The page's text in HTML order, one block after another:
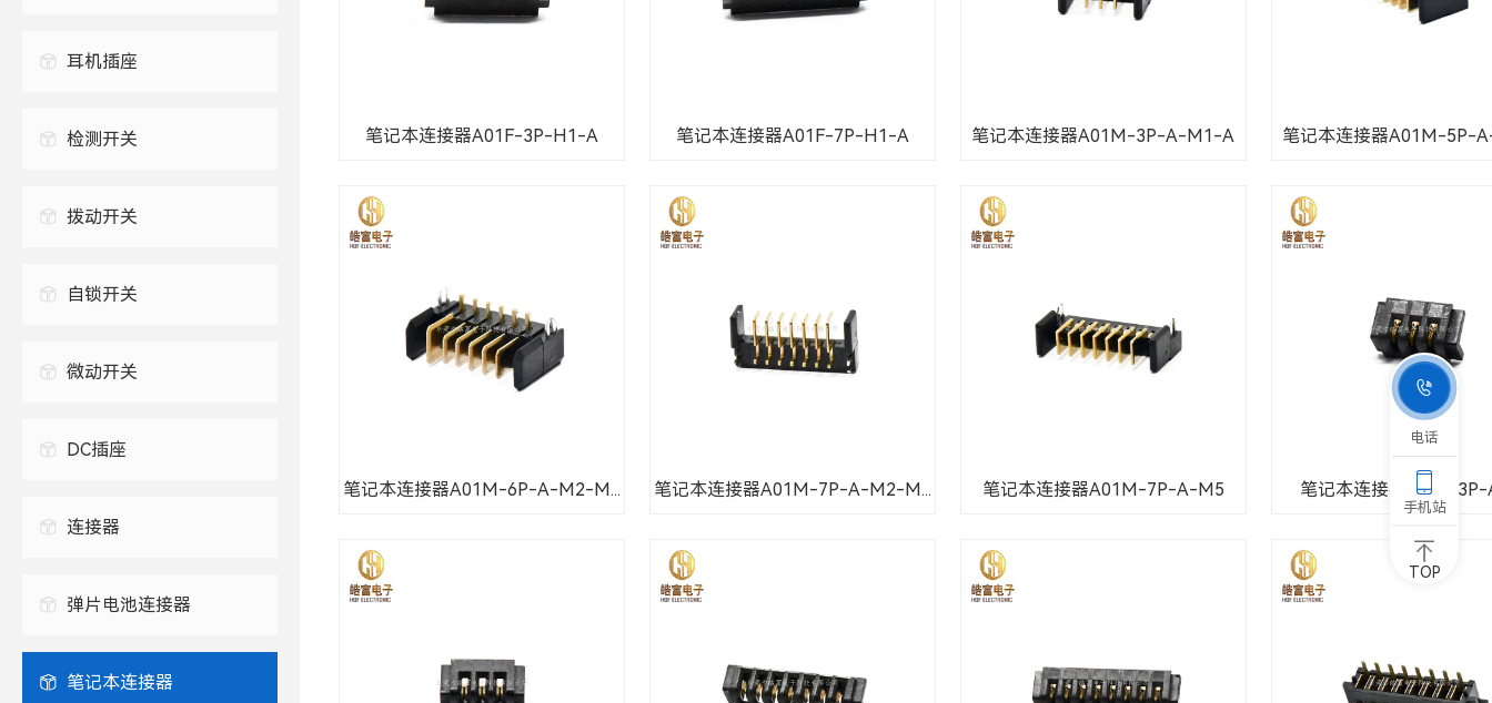
防水USB连接器
耳机插座
3.5mm 耳机插座
检测开关
拨动开关
自锁开关
微动开关
DC插座
连接器
0.5毫米FPC连接器
弹片电池连接器
笔记本连接器
笔记本连接器A01F-3P-H1-A 笔记本连接器A01F-7P-H1-A 笔记本连接器A01M-3P-A-M1-A 笔记本连接器A01M-5P-
笔记本连接器A01M-6P-A-M2-M... 笔记本连接器A01M-7P-A-M2-M... 笔记本连接器A01M-7P-A-M5 笔记本连接器B01F-

电话

手机站
TOP